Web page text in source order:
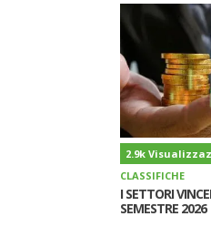
2.9k
CLASSIFICHE
I SETTORI
SEMESTRE 2026